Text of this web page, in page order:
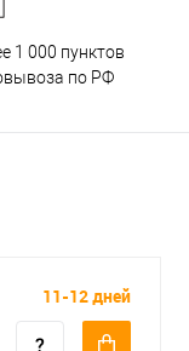
1 000 пунктов
по РФ
11-12 дней